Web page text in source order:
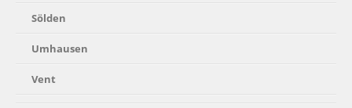
Sölden
Umhausen
Vent